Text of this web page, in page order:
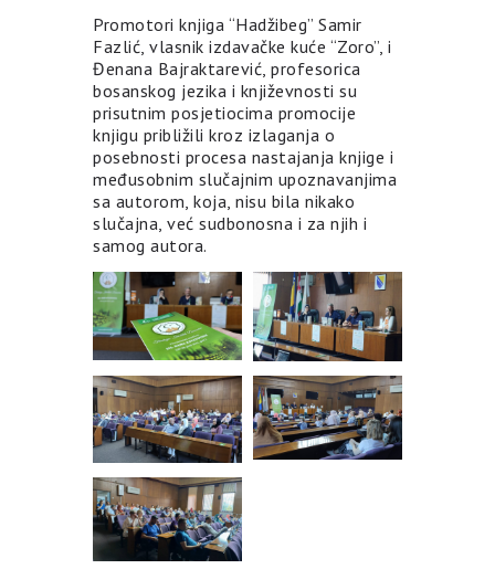
Promotori knjiga “Hadžibeg” Samir
Fazlić, vlasnik izdavačke kuće “Zoro”, i
Đenana Bajraktarević, profesorica
bosanskog jezika i književnosti su
prisutnim posjetiocima promocije
knjigu približili kroz izlaganja o
posebnosti procesa nastajanja knjige i
međusobnim slučajnim upoznavanjima
sa autorom, koja, nisu bila nikako
slučajna, već sudbonosna i za njih i
samog autora.